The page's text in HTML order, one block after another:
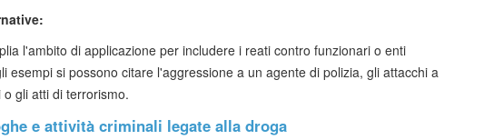
l'ambito di applicazione per includere i reati contro funzionari o enti
esempi si possono citare l'aggressione a un agente di polizia, gli attacchi a
gli atti di terrorismo.
e attività criminali legate alla droga